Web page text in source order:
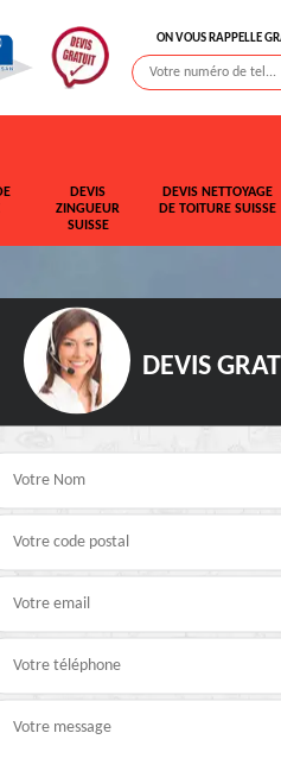
ON VOUS RAPPELLE
DEVIS
ZINGUEUR
SUISSE
DEVIS NETTOYAGE
DE TOITURE SUISSE
Rehaussement de
DEVIS